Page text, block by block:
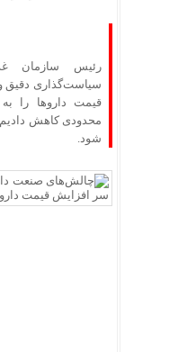
رئیس سازمان
سیاست‌گذاری دقیق
قیمت داروها را
محدودی کاهش
شود.